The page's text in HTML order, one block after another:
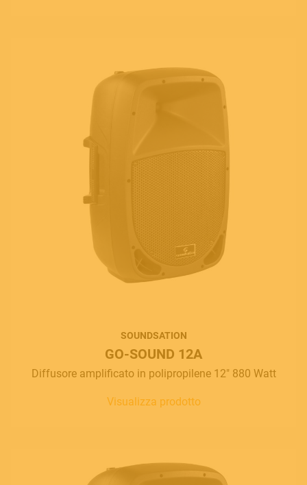
SOUNDSATION
GO-SOUND 12A
Diffusore amplificato in polipropilene 12" 880 Watt
Visualizza prodotto